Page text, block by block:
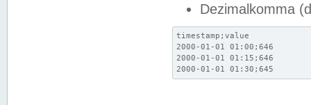
Dezimalkomma
timestamp;value
2000-01-01 01:00;646
2000-01-01 01:15;646
2000-01-01 01:30;645